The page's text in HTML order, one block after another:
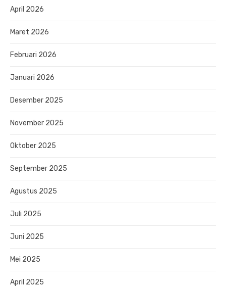
April 2026
Maret 2026
Februari 2026
Januari 2026
Desember 2025
November 2025
Oktober 2025
September 2025
Agustus 2025
Juli 2025
Juni 2025
Mei 2025
April 2025